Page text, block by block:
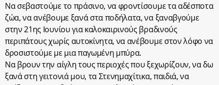
Να σεβαστούμε το πράσινο, να φροντίσουμε τα αδέσποτα
ζώα, να ανέβουμε ξανά στα ποδήλατα, να ξαναβγούμε
στην 21ης Ιουνίου για καλοκαιρινούς βραδινούς
περιπάτους χωρίς αυτοκίνητα, να ανέβουμε στον λόφο να
δροσιστούμε με μια παγωμένη μπύρα.
Να βρουν την αίγλη τους περιοχές που ξεχωρίζουν, να δω
ξανά στη γειτονιά μου, τα Στενημαχίτικα, παιδιά, να